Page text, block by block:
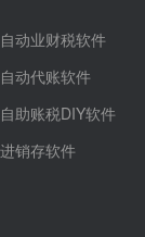
自动业财税软件
自动代账软件
自助账税DIY软件
进销存软件